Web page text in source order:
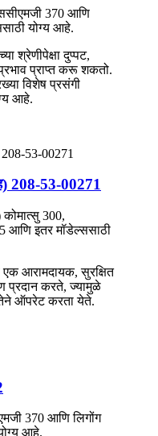
370 आणि
योग्य आहे.
श्रेणीपेक्षा दुप्पट,
प्राप्त करू शकतो.
विशेष प्रसंगी
आहे.
208-53-00271
300,
आणि इतर मॉडेल्ससाठी
आरामदायक, सुरक्षित
प्रदान करते, ज्यामुळे
ऑपरेट करता येते.
370 आणि लिगोंग
आहे.